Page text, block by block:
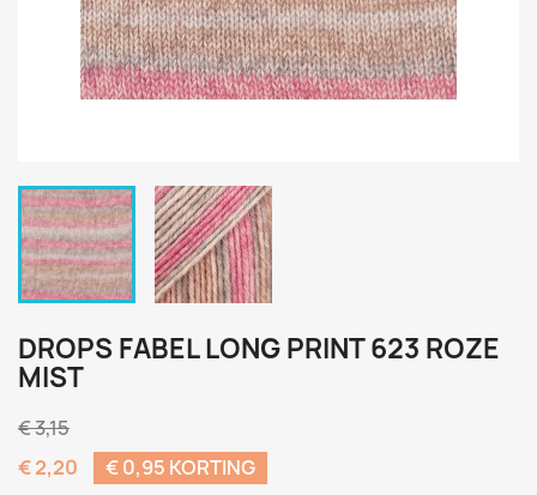
DROPS FABEL LONG PRINT 623 ROZE
MIST
€ 3,15
€ 2,20
€ 0,95 KORTING